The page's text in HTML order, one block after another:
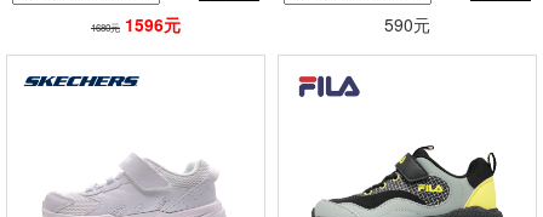
1680元 1596元
590元